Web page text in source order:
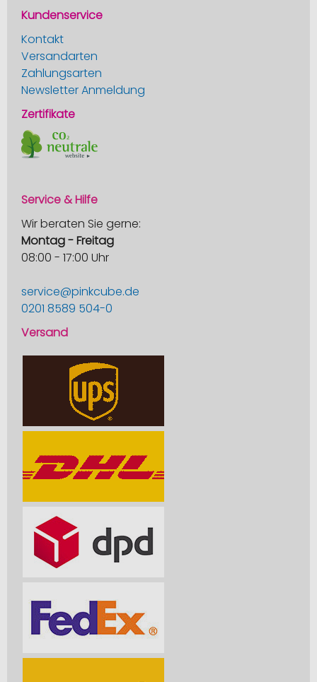
Kundenservice
Kontakt
Versandarten
Zahlungsarten
Newsletter Anmeldung
Zertifikate
Service & Hilfe
Wir beraten Sie gerne:
Montag - Freitag
08:00 - 17:00 Uhr
service@pinkcube.de
0201 8589 504-0
Versand